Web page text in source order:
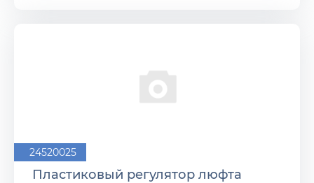
24520025
Пластиковый регулятор люфта